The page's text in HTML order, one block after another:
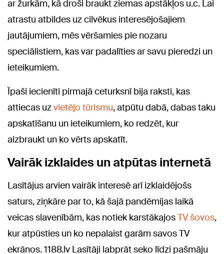
ar žurkām, kā droši braukt ziemas apstākļos u.c. Lai
atrastu atbildes uz cilvēkus interesējošajiem
jautājumiem, mēs vēršamies pie nozaru
speciālistiem, kas var padalīties ar savu pieredzi un
ieteikumiem.
Īpaši iecienīti pirmajā ceturksnī bija raksti, kas
attiecas uzvietējo tūrismu, atpūtu dabā, dabas taku
apskatīšanu un ieteikumiem, ko redzēt, kur
aizbraukt un ko vērts apskatīt.
Vairāk izklaides un atpūtas internetā
Lasītājus arvien vairāk interesē arī izklaidējošs
saturs, ziņkāre par to, kā šajā pandēmijas laikā
veicas slavenībām, kas notiek karstākajosTV šovos,
kur atpūsties un ko nepalaist garām savos TV
ekrānos. 1188.lv Lasītāji labprāt seko līdzi pašmāju